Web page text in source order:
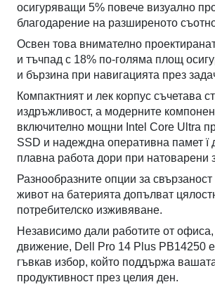
осигуряващи 5% повече визуално
благодарение на разширеното
Освен това внимателно
и тъчпад с 18% по-голяма площ
и бързина при навигацията през
Компактният и лек корпус съчетава
издръжливост, а модерните
включително мощни Intel Core Ultra
SSD и надеждна оперативна памет ї
плавна работа дори при натоварени
Разнообразните опции за свързаност
живот на батерията допълват
потребителско изживяване.
Независимо дали работите от
движение, Dell Pro 14 Plus PB14250
гъвкав избор, който поддържа
продуктивност през целия ден.